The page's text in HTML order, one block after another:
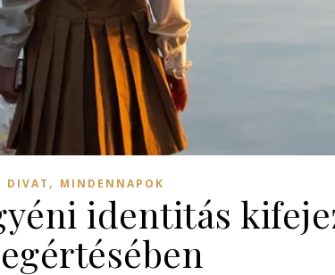
DIVAT , MINDENNAPOK
identitás